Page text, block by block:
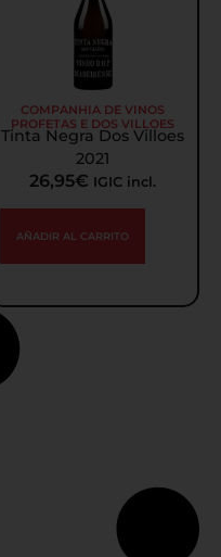
COMPANHIA DE VINOS
PROFETAS E DOS VILLOES
Tinta Negra Dos Villoes
2021
26,95€ IGIC incl.
AÑADIR AL CARRITO